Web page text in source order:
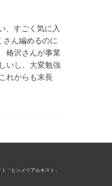
、すごく気に入
ん編めるのに
椿沢さんが事業
いし、大変勉強
れからも末長
「ヒンメリアルキスト」